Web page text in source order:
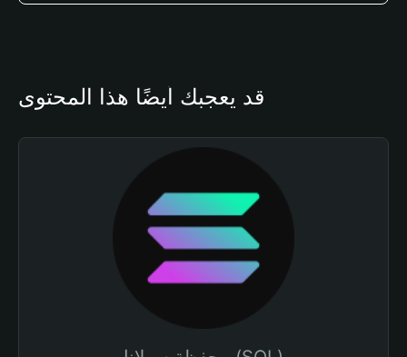
قد يعجبك أيضًا هذا المحتوى